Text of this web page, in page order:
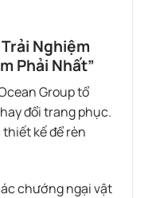
Nghiệm
Phải Nhất”
Group tổ
đổi trang phục.
kế để rèn
chướng ngại vật